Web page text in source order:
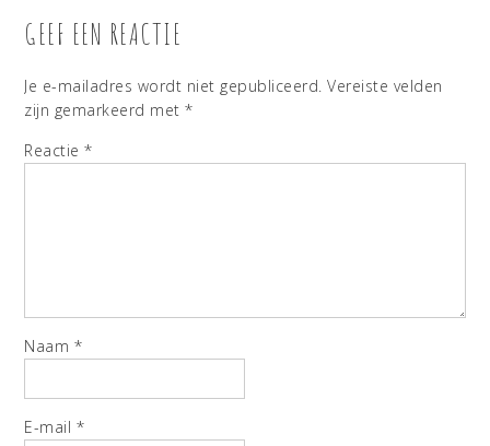
GEEF EEN REACTIE
Je e-mailadres wordt niet gepubliceerd. Vereiste velden
zijn gemarkeerd met*
Reactie*
Naam *
E-mail *